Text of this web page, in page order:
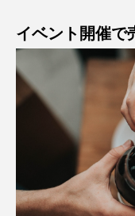
イベント開催で